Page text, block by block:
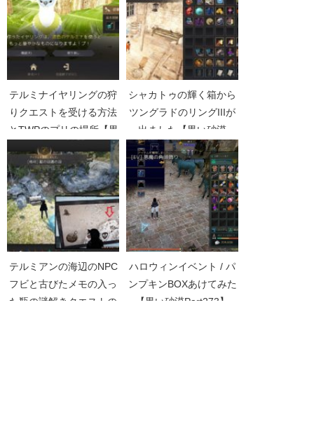
テルミナイヤリングの狩
りクエストを受ける方法
とTWPのプリの場所【黒
い砂漠Part3176】
シャカトゥの輝く箱から
ツングラドのリングIIIが
出ました【黒い砂漠
Part3166】
テルミアンの海辺のNPC
フビと古びたメモの入っ
た瓶の謎解きクエストの
ハロウィンイベント / パ
ンプキンBOXあけてみた
【黒い砂漠Part273】